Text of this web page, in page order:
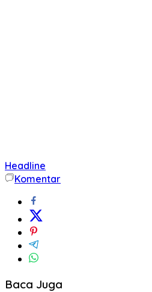
Headline
Komentar
Baca Juga